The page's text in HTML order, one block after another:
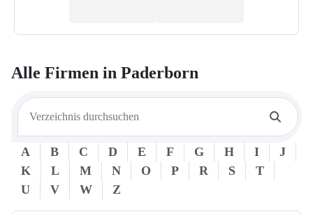
Alle Firmen in Paderborn
A B C D E F G H I
J
K
L M N O P R S
T
U
V W Z